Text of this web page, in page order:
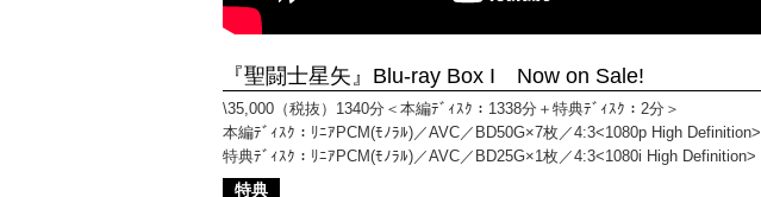
『聖闘士星矢』Blu-ray Box I Now on Sale!
\35,000（税抜）1340分＜本編ﾃﾞｨｽｸ：1338分＋特典ﾃﾞｨｽｸ：2分＞
本編ﾃﾞｨｽｸ：ﾘﾆｱPCM(ﾓﾉﾗﾙ)／AVC／BD50G×7枚／4:3<1080p High Definition>
特典ﾃﾞｨｽｸ：ﾘﾆｱPCM(ﾓﾉﾗﾙ)／AVC／BD25G×1枚／4:3<1080i High Definition>
特典